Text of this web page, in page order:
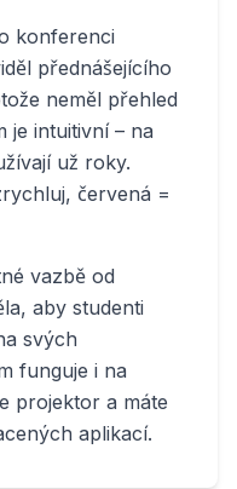
konferenci
přednášejícího
neměl přehled
je intuitivní – na
už roky.
červená =
vazbě od
aby studenti
svých
funguje i na
projektor a máte
aplikací.